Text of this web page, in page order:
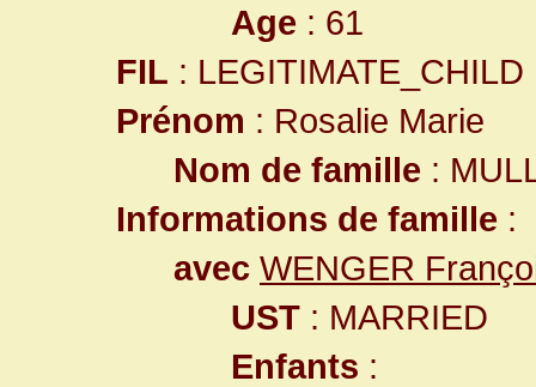
Age : 61
FIL : LEGITIMATE_CHILD
Prénom : Rosalie Marie
Nom de famille :
Informations de famille :
avec WENGER
UST : MARRIED
Enfants :